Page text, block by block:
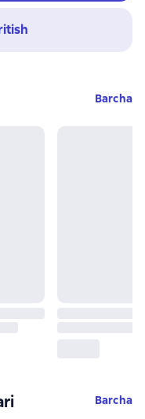
Barcha
Barcha